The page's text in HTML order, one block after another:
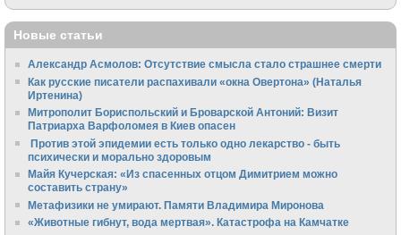
Новые статьи
Александр Асмолов: Отсутствие смысла стало страшнее смерти
Как русские писатели распахивали «окна Овертона» (Наталья
Иртенина)
Митрополит Бориспольский и Броварской Антоний: Визит
Патриарха Варфоломея в Киев опасен
Против этой эпидемии есть только одно лекарство - быть
психически и морально здоровым
Майя Кучерская: «Из спасенных отцом Димитрием можно
составить страну»
Метафизики не умирают. Памяти Владимира Миронова
«Животные гибнут, вода мертвая». Катастрофа на Камчатке